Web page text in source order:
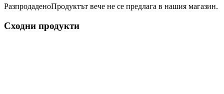
РазпродаденоПродуктът вече не се предлага в нашия магазин.
Сходни продукти